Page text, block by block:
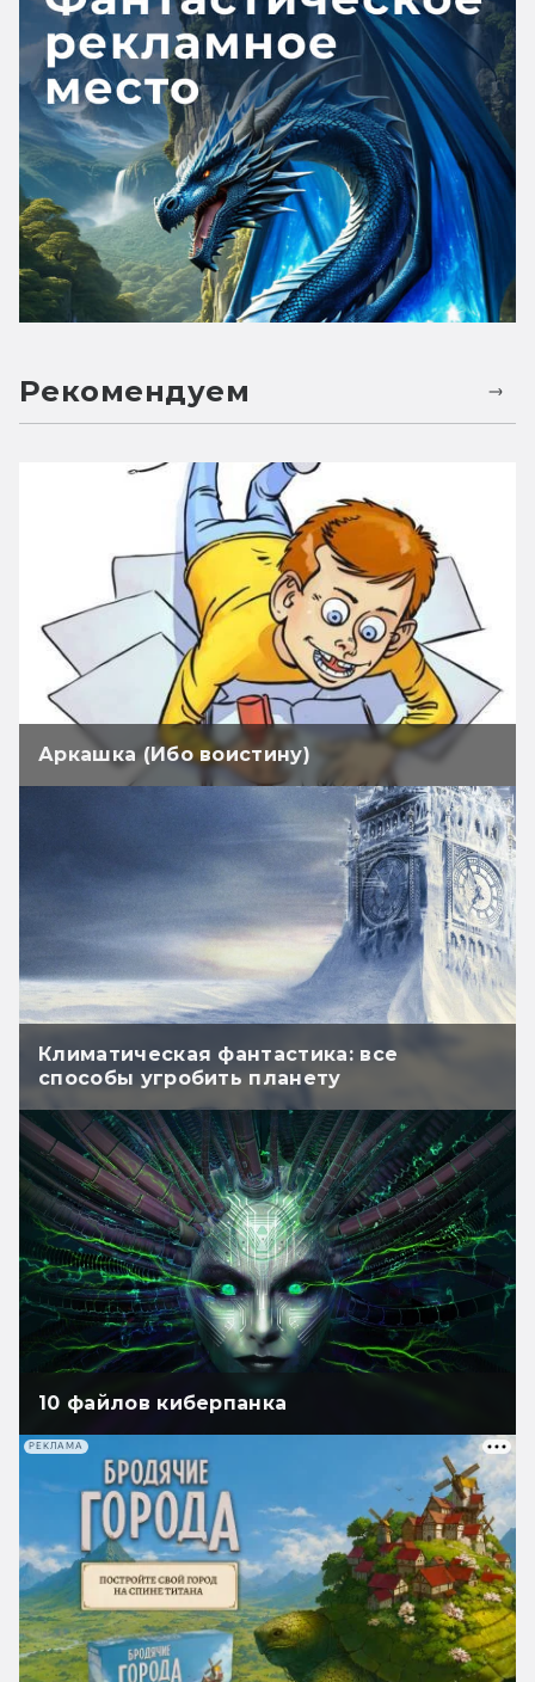
Рекомендуем
Аркашка (Ибо воистину)
Климатическая фантастика: все
способы угробить планету
10 файлов киберпанка
РЕКЛАМА